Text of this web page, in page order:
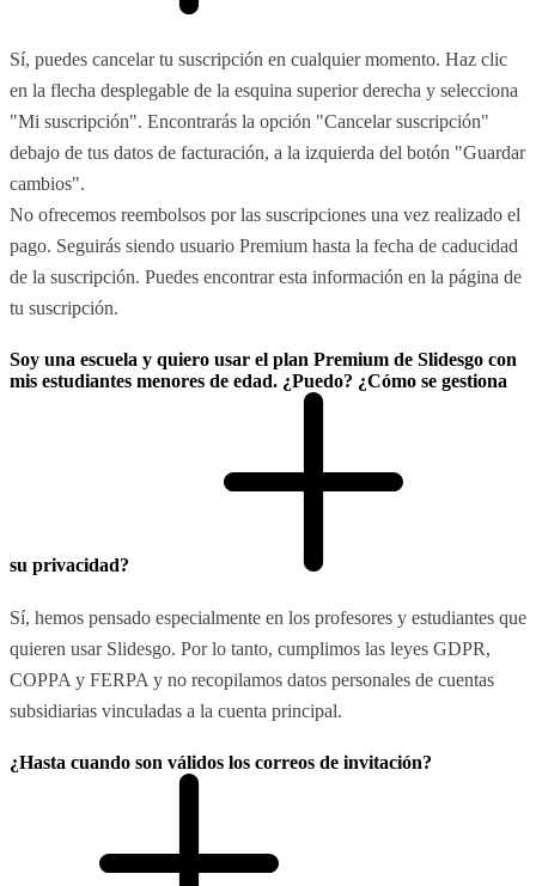
Sí, puedes cancelar tu suscripción en cualquier momento. Haz clic
en la flecha desplegable de la esquina superior derecha y selecciona
"Mi suscripción". Encontrarás la opción "Cancelar suscripción"
debajo de tus datos de facturación, a la izquierda del botón "Guardar
cambios".
No ofrecemos reembolsos por las suscripciones una vez realizado el
pago. Seguirás siendo usuario Premium hasta la fecha de caducidad
de la suscripción. Puedes encontrar esta información en la página de
tu suscripción.
Soy una escuela y quiero usar el plan Premium de Slidesgo con
mis estudiantes menores de edad. ¿Puedo? ¿Cómo se gestiona
su privacidad?
Sí, hemos pensado especialmente en los profesores y estudiantes que
quieren usar Slidesgo. Por lo tanto, cumplimos las leyes GDPR,
COPPA y FERPA y no recopilamos datos personales de cuentas
subsidiarias vinculadas a la cuenta principal.
¿Hasta cuando son válidos los correos de invitación?